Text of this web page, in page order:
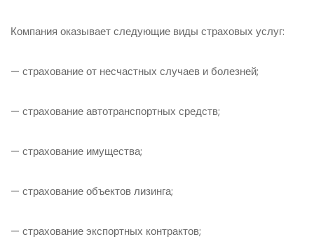
Компания оказывает следующие виды страховых услуг:
— страхование от несчастных случаев и болезней;
— страхование автотранспортных средств;
— страхование имущества;
— страхование объектов лизинга;
— страхование экспортных контрактов; ​